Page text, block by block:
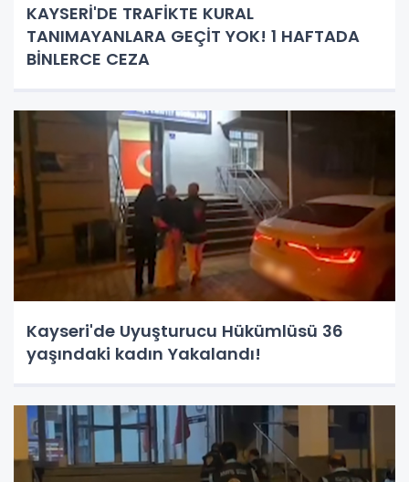
KAYSERİ'DE TRAFİKTE KURAL
TANIMAYANLARA GEÇİT YOK! 1 HAFTADA
BİNLERCE CEZA
Kayseri'de Uyuşturucu Hükümlüsü 36
yaşındaki kadın Yakalandı!